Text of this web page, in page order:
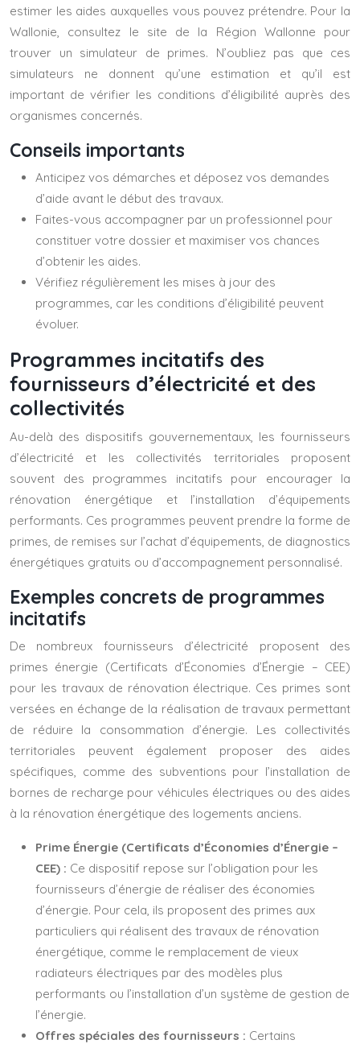
estimer les aides auxquelles vous pouvez prétendre. Pour la
Wallonie, consultez le site de la Région Wallonne pour
trouver un simulateur de primes. N’oubliez pas que ces
simulateurs ne donnent qu’une estimation et qu’il est
important de vérifier les conditions d’éligibilité auprès des
organismes concernés.
Conseils importants
Anticipez vos démarches et déposez vos demandes
d’aide avant le début des travaux.
Faites-vous accompagner par un professionnel pour
constituer votre dossier et maximiser vos chances
d’obtenir les aides.
Vérifiez régulièrement les mises à jour des
programmes, car les conditions d’éligibilité peuvent
évoluer.
Programmes incitatifs des
fournisseurs d’électricité et des
collectivités
Au-delà des dispositifs gouvernementaux, les fournisseurs
d’électricité et les collectivités territoriales proposent
souvent des programmes incitatifs pour encourager la
rénovation énergétique et l’installation d’équipements
performants. Ces programmes peuvent prendre la forme de
primes, de remises sur l’achat d’équipements, de diagnostics
énergétiques gratuits ou d’accompagnement personnalisé.
Exemples concrets de programmes
incitatifs
De nombreux fournisseurs d’électricité proposent des
primes énergie (Certificats d’Économies d’Énergie – CEE)
pour les travaux de rénovation électrique. Ces primes sont
versées en échange de la réalisation de travaux permettant
de réduire la consommation d’énergie. Les collectivités
territoriales peuvent également proposer des aides
spécifiques, comme des subventions pour l’installation de
bornes de recharge pour véhicules électriques ou des aides
à la rénovation énergétique des logements anciens.
Prime Énergie (Certificats d’Économies d’Énergie –
CEE) : Ce dispositif repose sur l’obligation pour les
fournisseurs d’énergie de réaliser des économies
d’énergie. Pour cela, ils proposent des primes aux
particuliers qui réalisent des travaux de rénovation
énergétique, comme le remplacement de vieux
radiateurs électriques par des modèles plus
performants ou l’installation d’un système de gestion de
l’énergie.
Offres spéciales des fournisseurs : Certains